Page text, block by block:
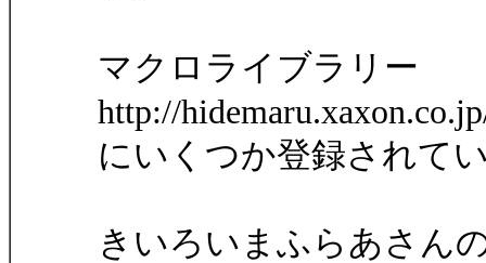
マクロライブラリー
http://
にいくつか登録されて
きいろいまふらあさん